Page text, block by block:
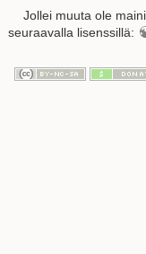
Jollei muuta ole
seuraavalla lisenssillä: